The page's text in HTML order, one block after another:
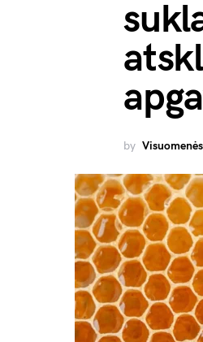
by